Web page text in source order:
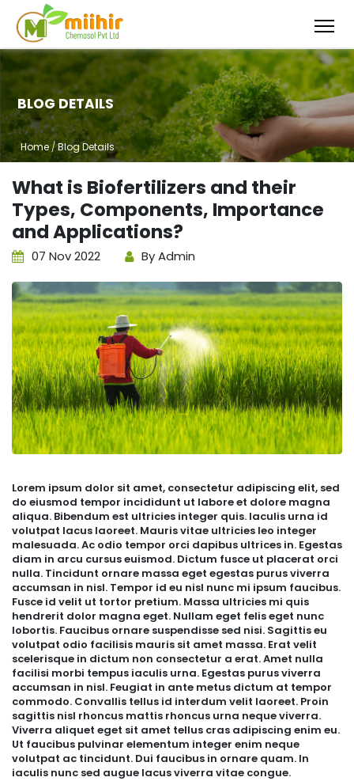
BLOG DETAILS
Home/Blog Details
What is Biofertilizers and their
Types, Components, Importance
and Applications?
07 Nov 2022 By Admin
Lorem ipsum dolor sit amet, consectetur adipiscing elit, sed
do eiusmod tempor incididunt ut labore et dolore magna
aliqua. Bibendum est ultricies integer quis. Iaculis urna id
volutpat lacus laoreet. Mauris vitae ultricies leo integer
malesuada. Ac odio tempor orci dapibus ultrices in. Egestas
diam in arcu cursus euismod. Dictum fusce ut placerat orci
nulla. Tincidunt ornare massa eget egestas purus viverra
accumsan in nisl. Tempor id eu nisl nunc mi ipsum faucibus.
Fusce id velit ut tortor pretium. Massa ultricies mi quis
hendrerit dolor magna eget. Nullam eget felis eget nunc
lobortis. Faucibus ornare suspendisse sed nisi. Sagittis eu
volutpat odio facilisis mauris sit amet massa. Erat velit
scelerisque in dictum non consectetur a erat. Amet nulla
facilisi morbi tempus iaculis urna. Egestas purus viverra
accumsan in nisl. Feugiat in ante metus dictum at tempor
commodo. Convallis tellus id interdum velit laoreet. Proin
sagittis nisl rhoncus mattis rhoncus urna neque viverra.
Viverra aliquet eget sit amet tellus cras adipiscing enim eu.
Ut faucibus pulvinar elementum integer enim neque
volutpat ac tincidunt. Dui faucibus in ornare quam. In
iaculis nunc sed augue lacus viverra vitae congue.